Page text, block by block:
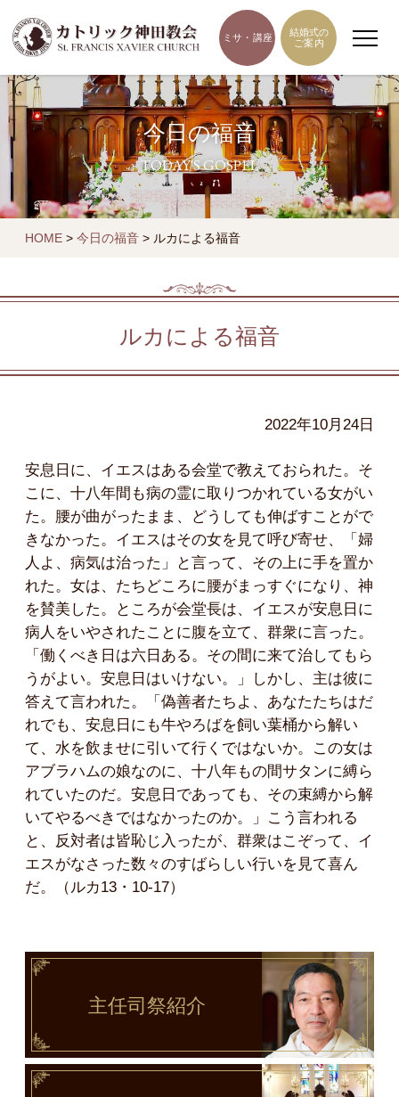
ミサ・講座
結婚式の
ご案内
今日の福音
TODAY'S GOSPEL
HOME > 今日の福音 > ルカによる福音
ルカによる福音
2022年10月24日
安息日に、イエスはある会堂で教えておられた。そ
こに、十八年間も病の霊に取りつかれている女がい
た。腰が曲がったまま、どうしても伸ばすことがで
きなかった。イエスはその女を見て呼び寄せ、「婦
人よ、病気は治った」と言って、その上に手を置か
れた。女は、たちどころに腰がまっすぐになり、神
を賛美した。ところが会堂長は、イエスが安息日に
病人をいやされたことに腹を立て、群衆に言った。
「働くべき日は六日ある。その間に来て治してもら
うがよい。安息日はいけない。」しかし、主は彼に
答えて言われた。「偽善者たちよ、あなたたちはだ
れでも、安息日にも牛やろばを飼い葉桶から解い
て、水を飲ませに引いて行くではないか。この女は
アブラハムの娘なのに、十八年もの間サタンに縛ら
れていたのだ。安息日であっても、その束縛から解
いてやるべきではなかったのか。」こう言われる
と、反対者は皆恥じ入ったが、群衆はこぞって、イ
エスがなさった数々のすばらしい行いを見て喜ん
だ。（ルカ13・10-17）
主任司祭紹介